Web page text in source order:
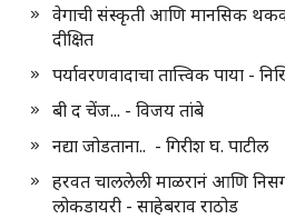
वेगाची संस्कृती आणि मानसिक
दीक्षित
पर्यावरणवादाचा तात्त्विक पाया -
बी द चेंज... - विजय तांबे
नद्या जोडताना.. - गिरीश घ. पाटील
हरवत चाललेली माळरानं आणि
लोकडायरी - साहेबराव राठोड